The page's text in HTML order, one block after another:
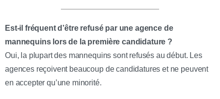
Est-il fréquent d’être refusé par une agence de
mannequins lors de la première candidature ?
Oui, la plupart des mannequins sont refusés au début. Les
agences reçoivent beaucoup de candidatures et ne peuvent
en accepter qu’une minorité.